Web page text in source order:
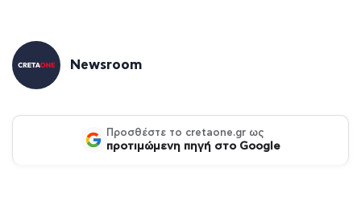
Newsroom
Προσθέστε το cretaone.gr ως
προτιμώμενη πηγή στο Google